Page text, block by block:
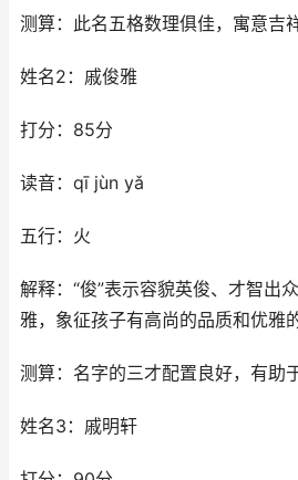
测算：此名五格数理俱佳，寓意吉祥
姓名2：戚俊雅
打分：85分
读音：qī jùn yǎ
五行：火
解释：“俊”表示容貌英俊、才智出
雅，象征孩子有高尚的品质和优雅
测算：名字的三才配置良好，有助
姓名3：戚明轩